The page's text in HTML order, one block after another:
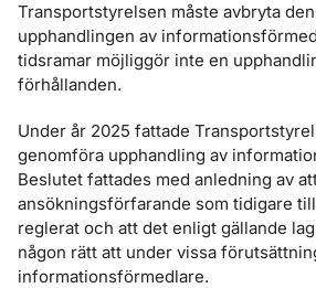
Transportstyrelsen måste avbryta
upphandlingen av
tidsramar möjliggör inte en
förhållanden.
Under år 2025 fattade
genomföra upphandling av
Beslutet fattades med anledning av
ansökningsförfarande som tidigare
reglerat och att det enligt gällande
någon rätt att under vissa
informationsförmedlare.